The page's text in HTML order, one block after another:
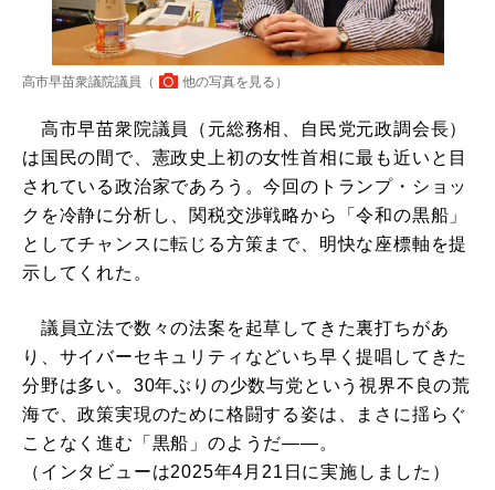
高市早苗衆議院議員（ 他の写真を見る ）
高市早苗衆院議員（元総務相、自民党元政調会長）
は国民の間で、憲政史上初の女性首相に最も近いと目
されている政治家であろう。今回のトランプ・ショッ
クを冷静に分析し、関税交渉戦略から「令和の黒船」
としてチャンスに転じる方策まで、明快な座標軸を提
示してくれた。
議員立法で数々の法案を起草してきた裏打ちがあ
り、サイバーセキュリティなどいち早く提唱してきた
分野は多い。30年ぶりの少数与党という視界不良の荒
海で、政策実現のために格闘する姿は、まさに揺らぐ
ことなく進む「黒船」のようだ――。
（インタビューは2025年4月21日に実施しました）